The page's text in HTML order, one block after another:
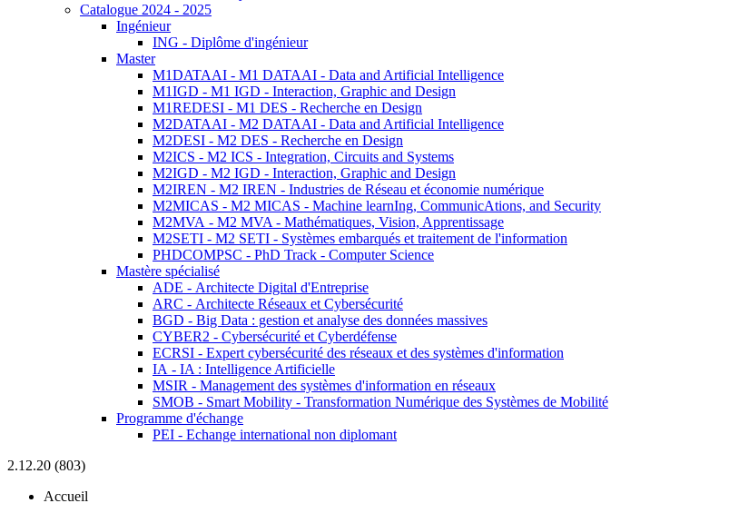
Catalogue 2024 - 2025
Ingénieur
ING - Diplôme d'ingénieur
Master
M1DATAAI - M1 DATAAI - Data and Artificial Intelligence
M1IGD - M1 IGD - Interaction, Graphic and Design
M1REDESI - M1 DES - Recherche en Design
M2DATAAI - M2 DATAAI - Data and Artificial Intelligence
M2DESI - M2 DES - Recherche en Design
M2ICS - M2 ICS - Integration, Circuits and Systems
M2IGD - M2 IGD - Interaction, Graphic and Design
M2IREN - M2 IREN - Industries de Réseau et économie numérique
M2MICAS - M2 MICAS - Machine learnIng, CommunicAtions, and Security
M2MVA - M2 MVA - Mathématiques, Vision, Apprentissage
M2SETI - M2 SETI - Systèmes embarqués et traitement de l'information
PHDCOMPSC - PhD Track - Computer Science
Mastère spécialisé
ADE - Architecte Digital d'Entreprise
ARC - Architecte Réseaux et Cybersécurité
BGD - Big Data : gestion et analyse des données massives
CYBER2 - Cybersécurité et Cyberdéfense
ECRSI - Expert cybersécurité des réseaux et des systèmes d'information
IA - IA : Intelligence Artificielle
MSIR - Management des systèmes d'information en réseaux
SMOB - Smart Mobility - Transformation Numérique des Systèmes de Mobilité
Programme d'échange
PEI - Echange international non diplomant
2.12.20 (803)
Accueil